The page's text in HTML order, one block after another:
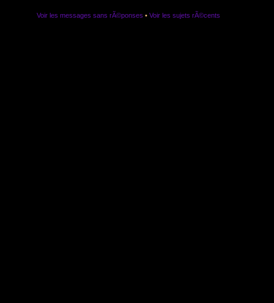
Voir les messages sans rÃ©ponses • Voir les sujets rÃ©cents